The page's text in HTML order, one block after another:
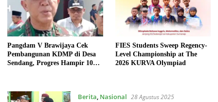
Pangdam V Brawijaya Cek
Pembangunan KDMP di Desa
Sendang, Progres Hampir 100
FIES Students Sweep Regency-
Level Championship at The
2026 KURVA Olympiad
Berita, Nasional 28 Agustus 2025